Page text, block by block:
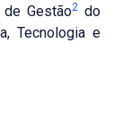
Gestão2 do
Tecnologia e